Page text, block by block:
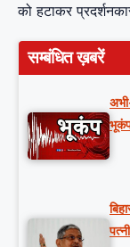
को हटाकर
सम्बंधित ख़बरें